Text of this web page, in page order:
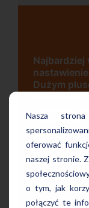
Nasza
oferować
naszej stronie.
o tym, jak
połączyć te
podoba mi się
mówienia.
naturalny
tylko w obcym